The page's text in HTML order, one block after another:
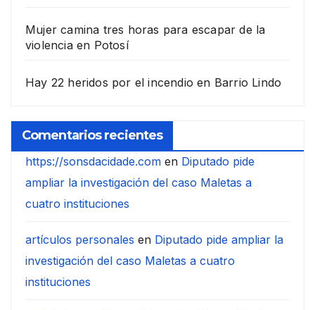
Mujer camina tres horas para escapar de la
violencia en Potosí
Hay 22 heridos por el incendio en Barrio Lindo
Comentarios recientes
https://sonsdacidade.com en Diputado pide
ampliar la investigación del caso Maletas a
cuatro instituciones
artículos personales en Diputado pide ampliar la
investigación del caso Maletas a cuatro
instituciones